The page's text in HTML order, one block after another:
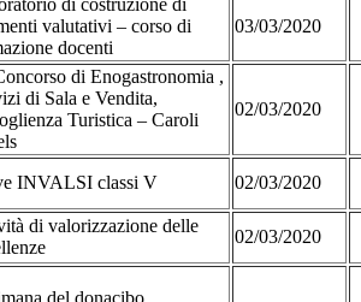
di costruzione di
valutativi – corso di
docenti
03/03/2020
di Enogastronomia ,
di Sala e Vendita,
Turistica – Caroli
02/03/2020
INVALSI classi V 02/03/2020
di valorizzazione delle
02/03/2020
del donacibo